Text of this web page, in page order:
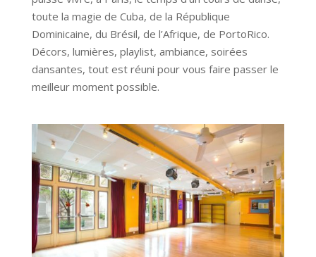
toute la magie de Cuba, de la République
Dominicaine, du Brésil, de l’Afrique, de PortoRico.
Décors, lumières, playlist, ambiance, soirées
dansantes, tout est réuni pour vous faire passer le
meilleur moment possible.